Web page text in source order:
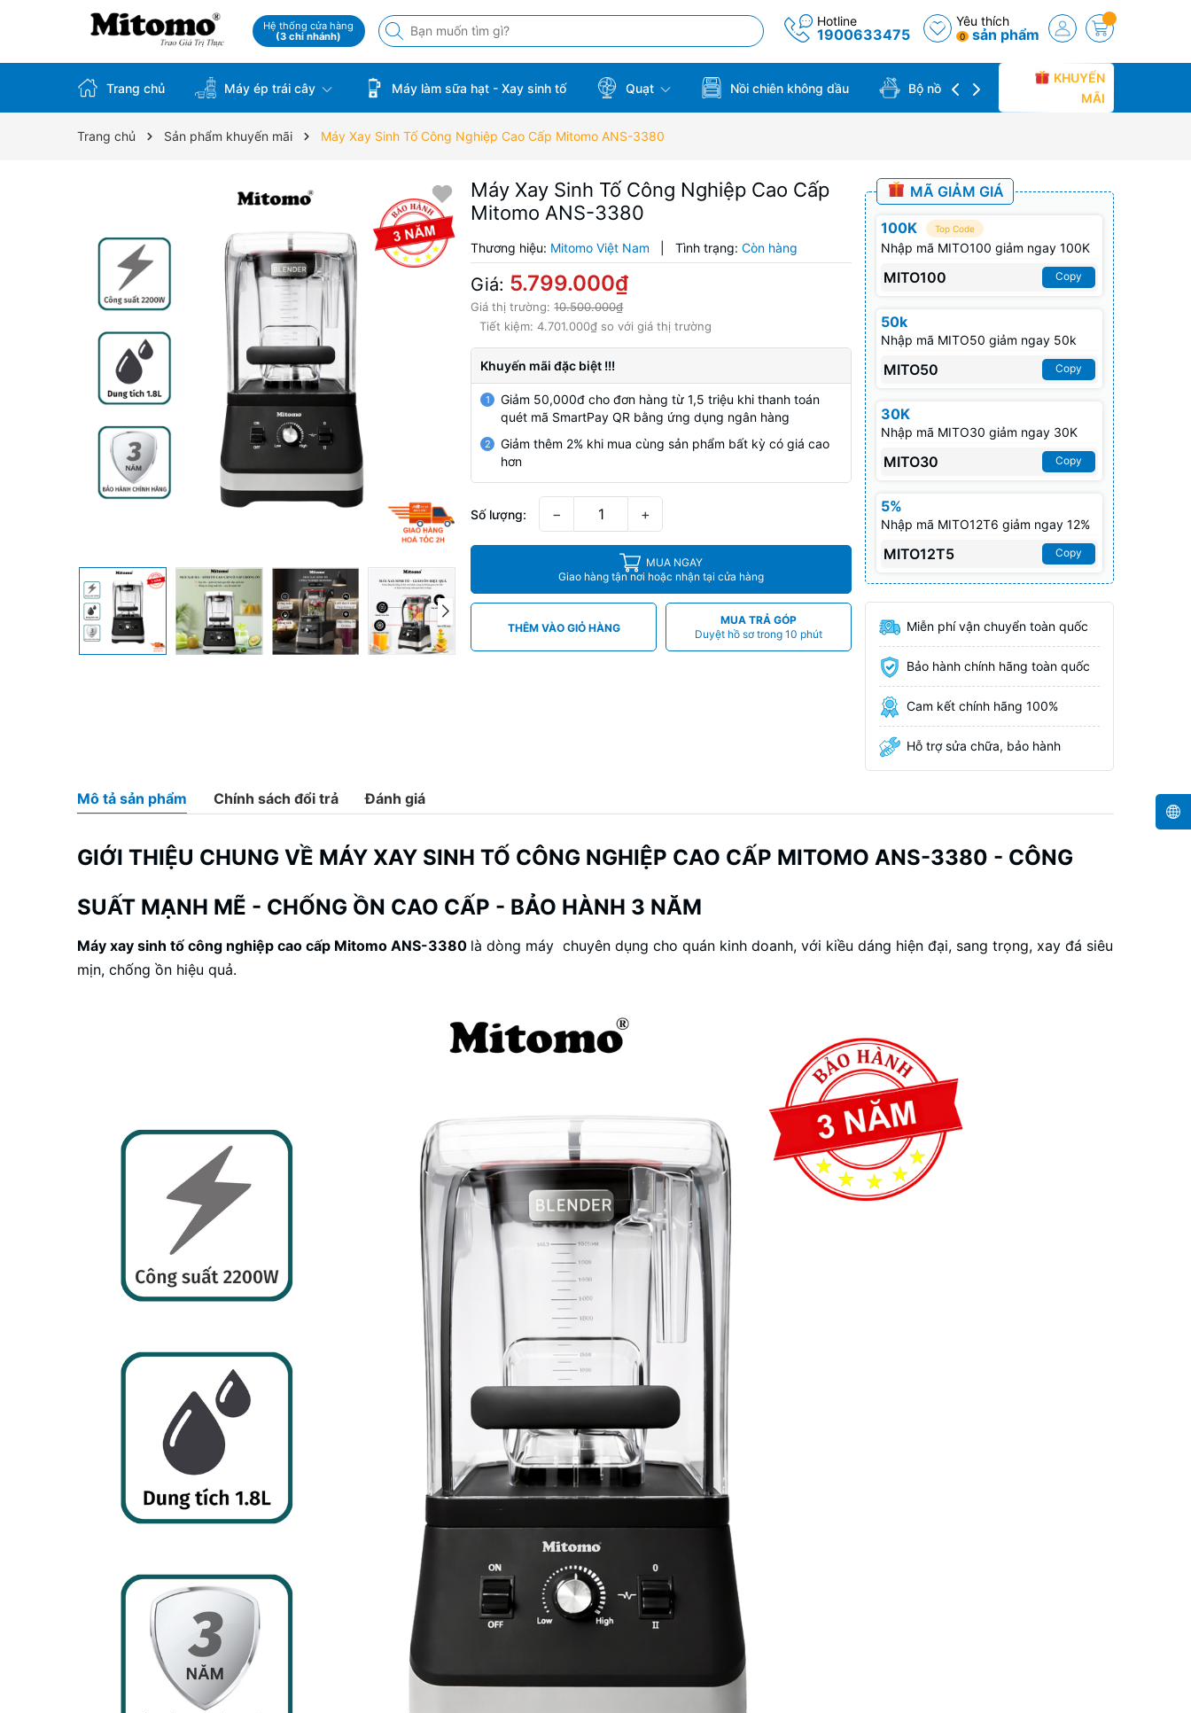
Hệ thống cửa hàng
(3 chi nhánh)
Hotline
1900633475
Yêu thích
0 sản phẩm
Trang chủ Máy ép trái cây Máy làm sữa hạt - Xay sinh tố Quạt Nồi chiên không dầu Bộ nồi chảo Bàn ủi hơi nước
KHUYẾN
MÃI
Trang chủ Sản phẩm khuyến mãi Máy Xay Sinh Tố Công Nghiệp Cao Cấp Mitomo ANS-3380
Máy Xay Sinh Tố Công Nghiệp Cao Cấp
Mitomo ANS-3380
Thương hiệu: Mitomo Việt Nam Tình trạng: Còn hàng
Giá: 5.799.000₫
Giá thị trường:10.500.000₫
Tiết kiệm:4.701.000₫ so với giá thị trường
Khuyến mãi đặc biệt !!!
1
Giảm 50,000đ cho đơn hàng từ 1,5 triệu khi thanh toán
quét mã SmartPay QR bằng ứng dụng ngân hàng
2
Giảm thêm 2% khi mua cùng sản phẩm bất kỳ có giá cao
hơn
Số lượng: − +
MUA NGAY
Giao hàng tận nơi hoặc nhận tại cửa hàng
THÊM VÀO GIỎ HÀNG
MUA TRẢ GÓP
Duyệt hồ sơ trong 10 phút
MÃ GIẢM GIÁ
100K Top Code
Nhập mã MITO100 giảm ngay 100K
MITO100 Copy
50k
Nhập mã MITO50 giảm ngay 50k
MITO50 Copy
30K
Nhập mã MITO30 giảm ngay 30K
MITO30 Copy
5%
Nhập mã MITO12T6 giảm ngay 12%
MITO12T5 Copy
Miễn phí vận chuyển toàn quốc
Bảo hành chính hãng toàn quốc
Cam kết chính hãng 100%
Hỗ trợ sửa chữa, bảo hành
Mô tả sản phẩm Chính sách đổi trả Đánh giá
GIỚI THIỆU CHUNG VỀ MÁY XAY SINH TỐ CÔNG NGHIỆP CAO CẤP MITOMO ANS-3380 - CÔNG
SUẤT MẠNH MẼ - CHỐNG ỒN CAO CẤP - BẢO HÀNH 3 NĂM
Máy xay sinh tố công nghiệp cao cấp Mitomo ANS-3380 là dòng máy chuyên dụng cho quán kinh doanh, với kiều dáng hiện đại, sang trọng, xay đá siêu
mịn, chống ồn hiệu quả.